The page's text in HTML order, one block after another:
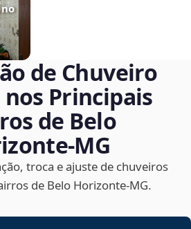
de Chuveiro
Principais
de Belo
troca e ajuste de chuveiros
de Belo Horizonte‑MG.